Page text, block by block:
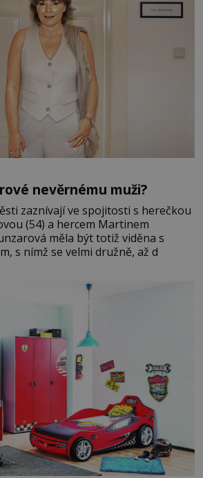
nevěrnému muži?
zaznívají ve spojitosti s herečkou
(54) a hercem Martinem
měla být totiž viděna s
s nímž se velmi družně, až d